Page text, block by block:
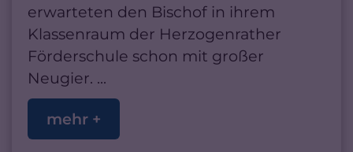
erwarteten den Bischof in ihrem
Klassenraum der Herzogenrather
Förderschule schon mit großer
Neugier. ...
mehr +